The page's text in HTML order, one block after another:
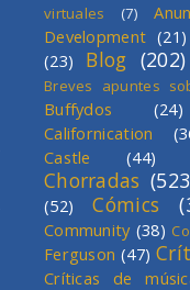
virtuales
(7)
Development (21)
(23)
Blog (202)
Breves apuntes
Buffydos (24)
Californication
Castle
(44)
Chorradas
(52)
Cómics
Community (38)
Ferguson (47)
Críticas de